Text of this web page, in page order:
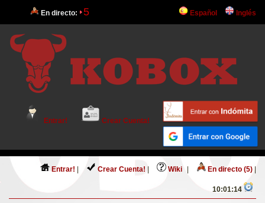
En directo: 5 Español Inglés
Entrar! Crear Cuenta!
Entrar! Crear Cuenta! Wiki En directo (5)
10:01:14